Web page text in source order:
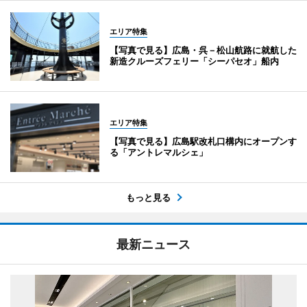
エリア特集
【写真で見る】広島・呉－松山航路に就航した
新造クルーズフェリー「シーパセオ」船内
エリア特集
【写真で見る】広島駅改札口構内にオープンす
る「アントレマルシェ」
もっと見る
最新ニュース